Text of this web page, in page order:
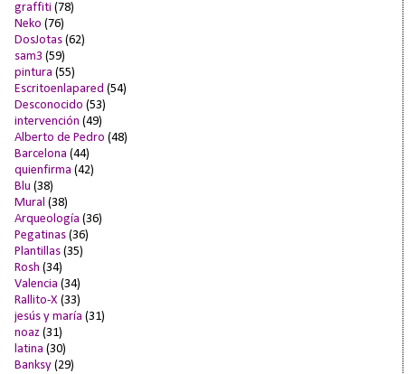
graffiti (78)
Neko (76)
DosJotas (62)
sam3 (59)
pintura (55)
Escritoenlapared (54)
Desconocido (53)
intervención (49)
Alberto de Pedro (48)
Barcelona (44)
quienfirma (42)
Blu (38)
Mural (38)
Arqueología (36)
Pegatinas (36)
Plantillas (35)
Rosh (34)
Valencia (34)
Rallito-X (33)
jesús y maría (31)
noaz (31)
latina (30)
Banksy (29)